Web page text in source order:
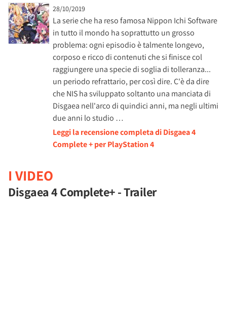
28/10/2019
La serie che ha reso famosa Nippon Ichi Software
in tutto il mondo ha soprattutto un grosso
problema: ogni episodio è talmente longevo,
corposo e ricco di contenuti che si finisce col
raggiungere una specie di soglia di tolleranza...
un periodo refrattario, per così dire. C'è da dire
che NIS ha sviluppato soltanto una manciata di
Disgaea nell'arco di quindici anni, ma negli ultimi
due anni lo studio …
Leggi la recensione completa di Disgaea 4
Complete + per PlayStation 4
I VIDEO
Disgaea 4 Complete+ - Trailer